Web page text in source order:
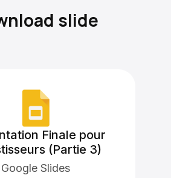
slide
Finale pour
(Partie 3)
Google Slides